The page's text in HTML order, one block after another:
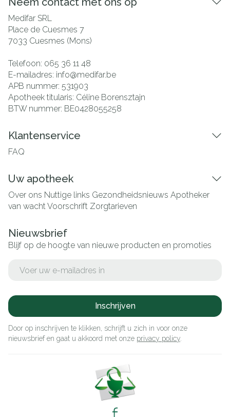
Medifar SRL
Place de Cuesmes 7
7033 Cuesmes (Mons)
Telefoon: 065 36 11 48
E-mailadres: info@medifar.be
APB nummer: 531903
Apotheek titularis: Céline Borensztajn
BTW nummer: BE0428055258
Klantenservice
FAQ
Uw apotheek
Over ons Nuttige links Gezondheidsnieuws Apotheker
van wachtVoorschrift Zorgtarieven
Nieuwsbrief
Blijf op de hoogte van nieuwe producten en promoties
Inschrijven
Door op inschrijven te klikken, schrijft u zich in voor onze
nieuwsbrief en gaat u akkoord met onze privacy policy